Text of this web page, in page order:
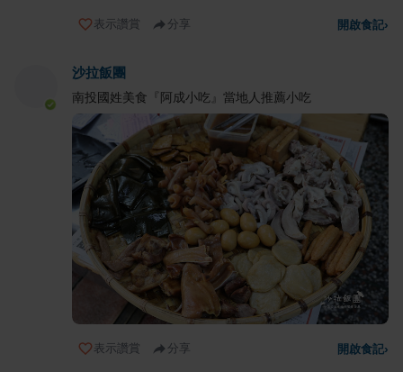
表示讚賞 分享 開啟食記›
沙拉飯團
南投國姓美食『阿成小吃』當地人推薦小吃
表示讚賞 分享 開啟食記›